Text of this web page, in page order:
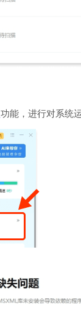
功能，进行对系统